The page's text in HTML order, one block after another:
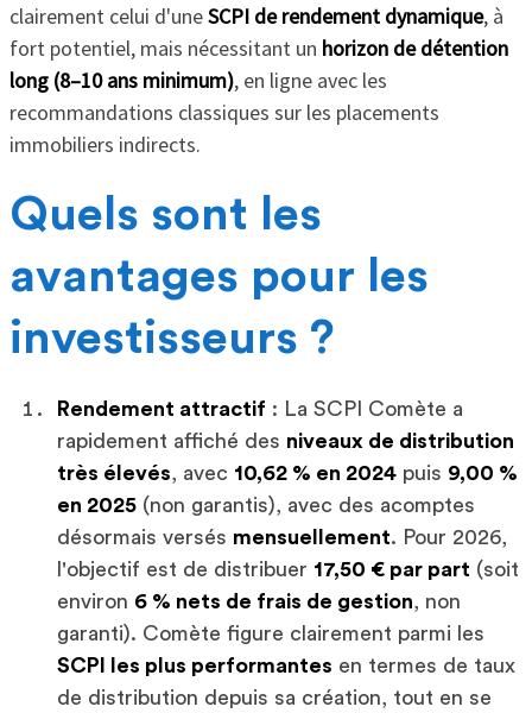
clairement celui d'uneSCPI de rendement dynamique, à
fort potentiel, mais nécessitant un horizon de détention
long (8–10 ans minimum), en ligne avec les
recommandations classiques sur les placements
immobiliers indirects.
Quels sont les
avantages pour les
investisseurs ?
Rendement attractif : La SCPI Comète a
rapidement affiché des niveaux de distribution
très élevés, avec 10,62 % en 2024puis 9,00 %
en 2025(non garantis), avec des acomptes
désormais versés mensuellement. Pour 2026,
l'objectif est de distribuer 17,50 € par part (soit
environ 6 % nets de frais de gestion, non
garanti). Comète figure clairement parmi les
SCPI les plus performantes en termes de taux
de distribution depuis sa création, tout en se